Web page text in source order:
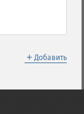
＋ Добавить